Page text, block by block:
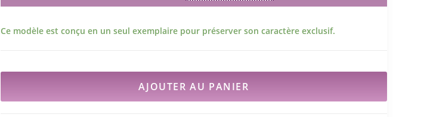
Ce modèle est conçu en un seul exemplaire pour préserver son caractère exclusif.
AJOUTER AU PANIER